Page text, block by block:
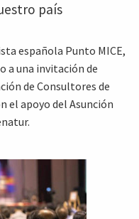
país
española Punto MICE,
a una invitación de
de Consultores de
el apoyo del Asunción